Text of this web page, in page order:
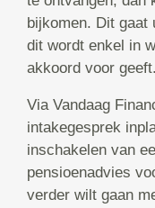
bijkomen. Dit gaat
dit wordt enkel in
akkoord voor geeft.
Via Vandaag
intakegesprek
inschakelen van
pensioenadvies
verder wilt gaan